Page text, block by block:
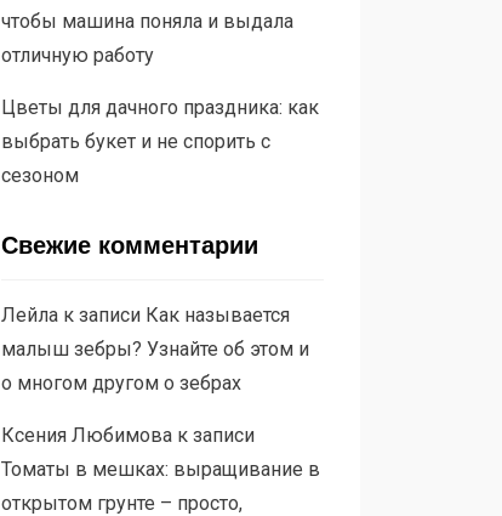
чтобы машина поняла и выдала
отличную работу
Цветы для дачного праздника: как
выбрать букет и не спорить с
сезоном
Свежие комментарии
Лейлак записи Как называется
малыш зебры? Узнайте об этом и
о многом другом о зебрах
Ксения Любимовак записи
Томаты в мешках: выращивание в
открытом грунте – просто,